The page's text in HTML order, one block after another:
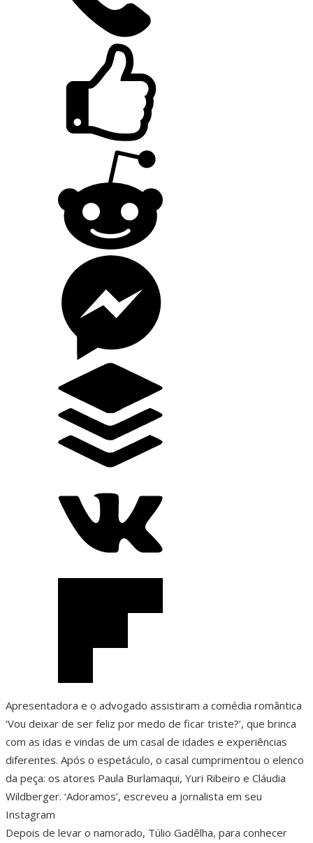
Apresentadora e o advogado assistiram a comédia romântica
‘Vou deixar de ser feliz por medo de ficar triste?’, que brinca
com as idas e vindas de um casal de idades e experiências
diferentes. Após o espetáculo, o casal cumprimentou o elenco
da peça: os atores Paula Burlamaqui, Yuri Ribeiro e Cláudia
Wildberger. ‘Adoramos’, escreveu a jornalista em seu
Instagram
Depois de levar o namorado, Túlio Gadêlha, para conhecer